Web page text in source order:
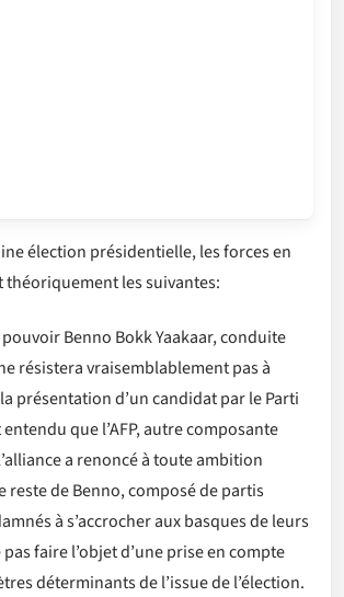
élection présidentielle, les forces en
théoriquement les suivantes:
Benno Bokk Yaakaar, conduite
résistera vraisemblablement pas à
présentation d’un candidat par le Parti
que l’AFP, autre composante
a renoncé à toute ambition
reste de Benno, composé de partis
à s’accrocher aux basques de leurs
faire l’objet d’une prise en compte
déterminants de l’issue de l’élection.